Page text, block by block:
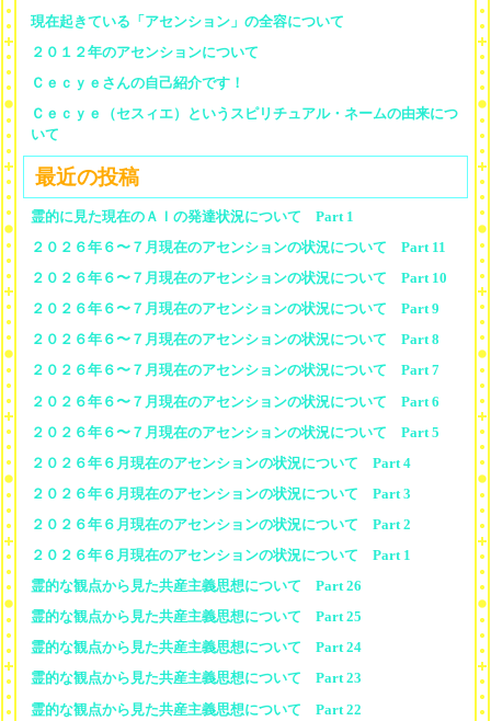
現在起きている「アセンション」の全容について
２０１２年のアセンションについて
Ｃｅｃｙｅさんの自己紹介です！
Ｃｅｃｙｅ（セスィエ）というスピリチュアル・ネームの由来につ
いて
最近の投稿
霊的に見た現在のＡＩの発達状況について Part 1
２０２６年６〜７月現在のアセンションの状況について Part 11
２０２６年６〜７月現在のアセンションの状況について Part 10
２０２６年６〜７月現在のアセンションの状況について Part 9
２０２６年６〜７月現在のアセンションの状況について Part 8
２０２６年６〜７月現在のアセンションの状況について Part 7
２０２６年６〜７月現在のアセンションの状況について Part 6
２０２６年６〜７月現在のアセンションの状況について Part 5
２０２６年６月現在のアセンションの状況について Part 4
２０２６年６月現在のアセンションの状況について Part 3
２０２６年６月現在のアセンションの状況について Part 2
２０２６年６月現在のアセンションの状況について Part 1
霊的な観点から見た共産主義思想について Part 26
霊的な観点から見た共産主義思想について Part 25
霊的な観点から見た共産主義思想について Part 24
霊的な観点から見た共産主義思想について Part 23
霊的な観点から見た共産主義思想について Part 22